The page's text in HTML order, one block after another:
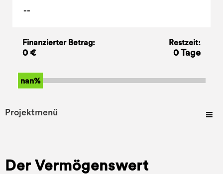
Finanzierter Betrag:
0 €
Restzeit:
0 Tage
nan%
Projektmenü
Der Vermögenswert